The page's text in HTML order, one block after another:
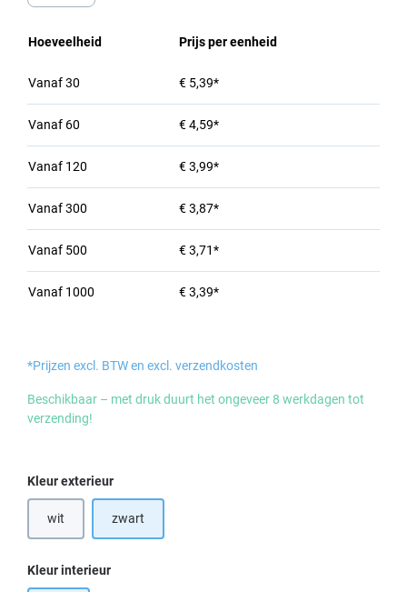
Hoeveelheid Prijs per eenheid
Vanaf30 € 5,39*
Vanaf 60 € 4,59*
Vanaf 120 € 3,99*
Vanaf300 € 3,87*
Vanaf 500 € 3,71*
Vanaf 1000 € 3,39*
*Prijzen excl. BTW en excl. verzendkosten
Beschikbaar – met druk duurt het ongeveer 8 werkdagen tot
verzending!
Selecteer
Kleur exterieur
wit zwart
Selecteer
Kleur interieur